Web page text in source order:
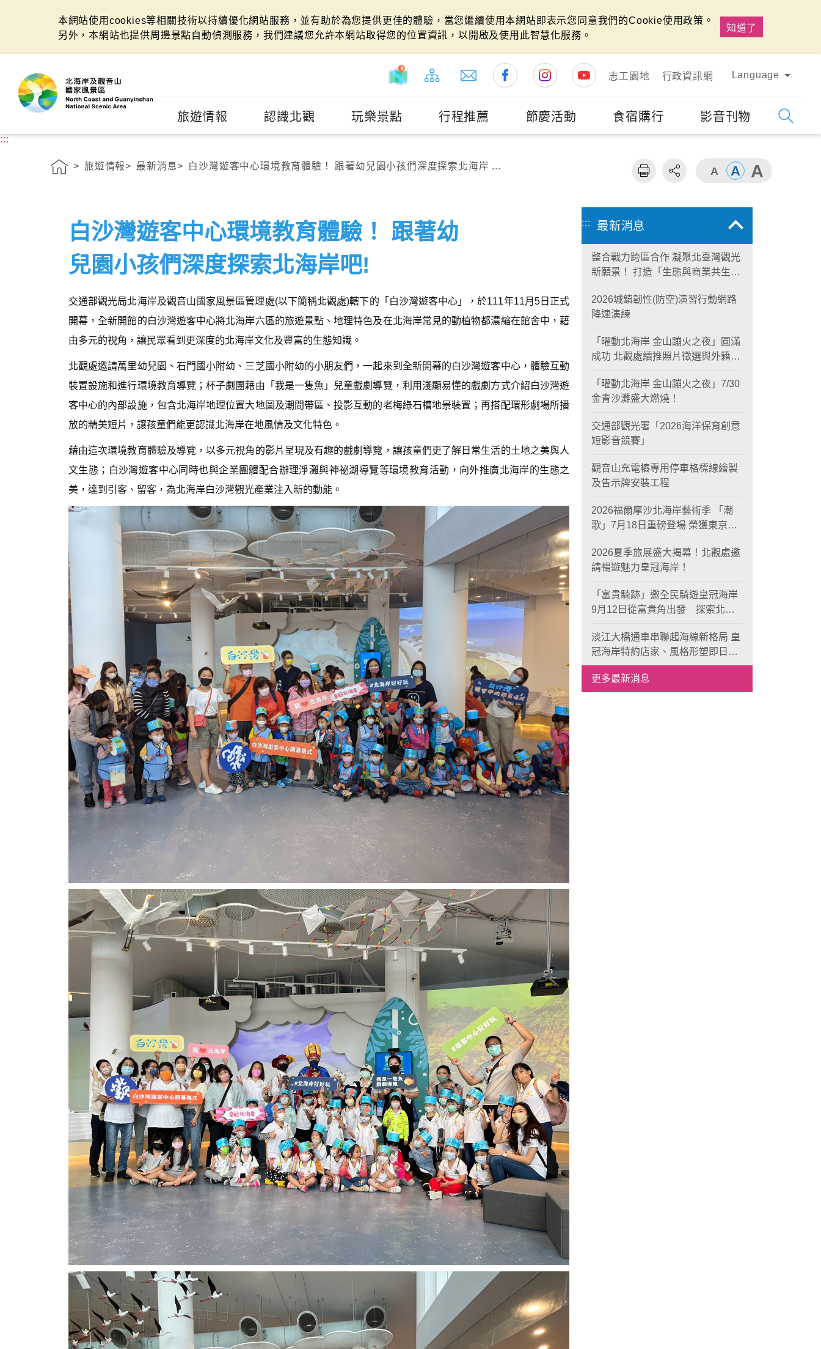
本網站使用cookies等相關技術以持續優化網站服務，並有助於為您提供更佳的體驗，當您繼續使用本網站即表示您同意我們的Cookie使用政策。
另外，本網站也提供周邊景點自動偵測服務，我們建議您允許本網站取得您的位置資訊，以開啟及使用此智慧化服務。
知道了
志工園地
行政資訊網 Language
旅遊情報 認識北觀 玩樂景點 行程推薦 節慶活動 食宿購行 影音刊物
:::
旅遊情報 最新消息 白沙灣遊客中心環境教育體驗！ 跟著幼兒園小孩們深度探索北海岸 ...
白沙灣遊客中心環境教育體驗！ 跟著幼
兒園小孩們深度探索北海岸吧!
交通部觀光局北海岸及觀音山國家風景區管理處(以下簡稱北觀處)轄下的「白沙灣遊客中心」，於111年11月5日正式
開幕，全新開館的白沙灣遊客中心將北海岸六區的旅遊景點、地理特色及在北海岸常見的動植物都濃縮在館舍中，藉
由多元的視角，讓民眾看到更深度的北海岸文化及豐富的生態知識。
北觀處邀請萬里幼兒園、石門國小附幼、三芝國小附幼的小朋友們，一起來到全新開幕的白沙灣遊客中心，體驗互動
裝置設施和進行環境教育導覽；杯子劇團藉由「我是一隻魚」兒童戲劇導覽，利用淺顯易懂的戲劇方式介紹白沙灣遊
客中心的內部設施，包含北海岸地理位置大地圖及潮間帶區、投影互動的老梅綠石槽地景裝置；再搭配環形劇場所播
放的精美短片，讓孩童們能更認識北海岸在地風情及文化特色。
藉由這次環境教育體驗及導覽，以多元視角的影片呈現及有趣的戲劇導覽，讓孩童們更了解日常生活的土地之美與人
文生態；白沙灣遊客中心同時也與企業團體配合辦理淨灘與神祕湖導覽等環境教育活動，向外推廣北海岸的生態之
美，達到引客、留客，為北海岸白沙灣觀光產業注入新的動能。
::: 最新消息
整合戰力跨區合作 凝聚北臺灣觀光
新願景！ 打造「生態與商業共生」
2026城鎮韌性(防空)演習行動網路
降速演練
「曜動北海岸 金山蹦火之夜」圓滿
成功 北觀處續推照片徵選與外籍青
「曜動北海岸 金山蹦火之夜」7/30
金青沙灘盛大燃燒！
交通部觀光署「2026海洋保育創意
短影音競賽」
觀音山充電樁專用停車格標線繪製
及告示牌安裝工程
2026福爾摩沙北海岸藝術季 「潮
歌」7月18日重磅登場 榮獲東京設
2026夏季旅展盛大揭幕！北觀處邀
請暢遊魅力皇冠海岸！
「富貴騎跡」邀全民騎遊皇冠海岸
9月12日從富貴角出發 探索北海
淡江大橋通車串聯起海線新格局 皇
冠海岸特約店家、風格形塑即日起
開放報名
更多最新消息